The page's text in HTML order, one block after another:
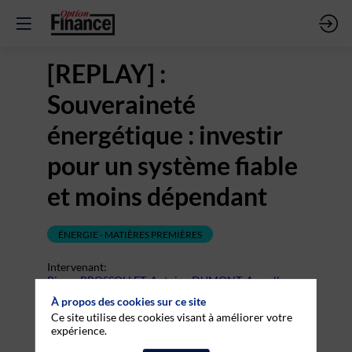
[REPLAY] :
Souveraineté
énergétique : investir
pour un système fiable
et moins dépendant
ÉNERGIE - MATIÈRES PREMIÈRES
Intervenant:
Pierre BROSSOLLET,Antoine DUMONT,Armelle
GADAN (modératrice)
Vous devez être inscrit et connecté pour accéder à
À propos des cookies sur ce site
Ce site utilise des cookies visant à améliorer votre
expérience.